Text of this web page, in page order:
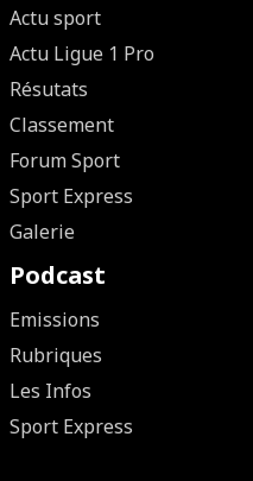
Actu sport
Actu Ligue 1 Pro
Résutats
Classement
Forum Sport
Sport Express
Galerie
Podcast
Emissions
Rubriques
Les Infos
Sport Express